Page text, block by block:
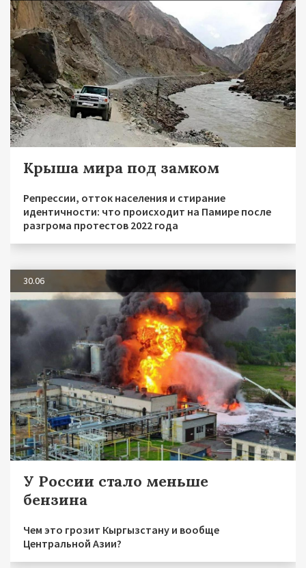
Крыша мира под замком
Репрессии, отток населения и стирание
идентичности: что происходит на Памире после
разгрома протестов 2022 года
30.06
У России стало меньше
бензина
Чем это грозит Кыргызстану и вообще
Центральной Азии?